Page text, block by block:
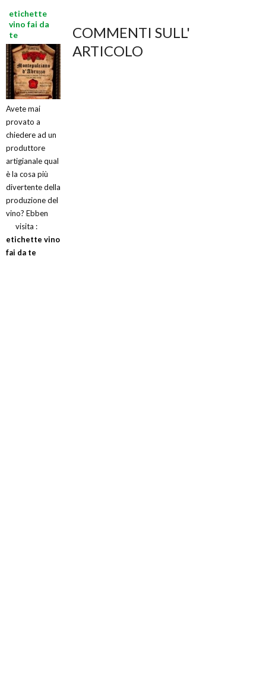
etichette
vino fai da
te
Avete mai
provato a
chiedere ad un
produttore
artigianale qual
è la cosa più
divertente della
produzione del
vino? Ebben
visita :
etichette vino
fai da te
COMMENTI SULL'
ARTICOLO